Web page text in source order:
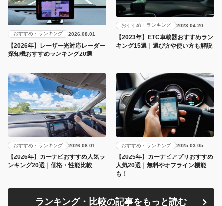
おすすめ・ランキング 2026.08.01
【2026年】レーザー光対応レーダー
探知機おすすめランキング20選
おすすめ・ランキング 2023.04.20
【2023年】ETC車載器おすすめラン
キング15選｜選び方や使い方も解説
おすすめ・ランキング 2026.08.01
【2026年】カーナビおすすめ人気ラ
ンキング20選｜価格・性能比較
おすすめ・ランキング 2025.03.05
【2025年】カーナビアプリおすすめ
人気20選｜無料やオフライン機能
も！
ランキング・比較の記事をもっと読む